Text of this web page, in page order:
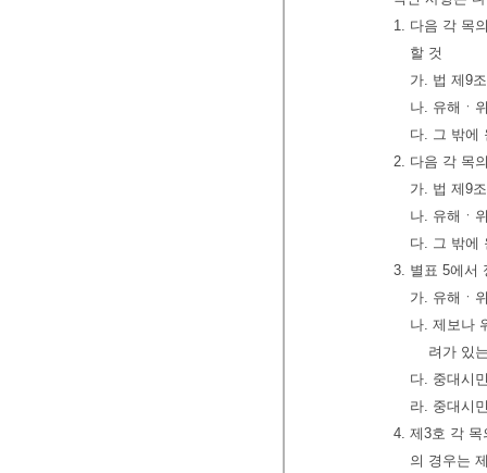
1. 다음 각 목
할 것
가. 법 제9
나. 유해ㆍ
다. 그 밖에
2. 다음 각 목
가. 법 제9
나. 유해ㆍ
다. 그 밖에
3. 별표 5에서
가. 유해ㆍ
나. 제보나
려가 있
다. 중대시
라. 중대시
4. 제3호 각 목
의 경우는